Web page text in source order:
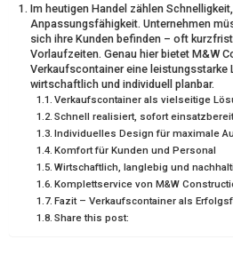
T
T
E
R
)
O
O
K
R
E
S
Im heutigen Handel zählen
Anpassungsfähigkeit. Unternehmen
sich ihre Kunden befinden – oft
Vorlaufzeiten. Genau hier bietet M&W
Verkaufscontainer eine leistungsstarke
wirtschaftlich und individuell planbar.
Verkaufscontainer als vielseitige
Schnell realisiert, sofort
Individuelles Design für maximale
Komfort für Kunden und Personal
Wirtschaftlich, langlebig und
Komplettservice von M&W
Fazit – Verkaufscontainer als
Share this post: